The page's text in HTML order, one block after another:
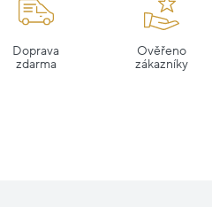
Doprava
zdarma
Ověřeno
zákazníky